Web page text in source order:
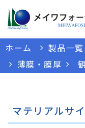
ホーム 製品一覧
薄膜・膜厚
マテリアルサ